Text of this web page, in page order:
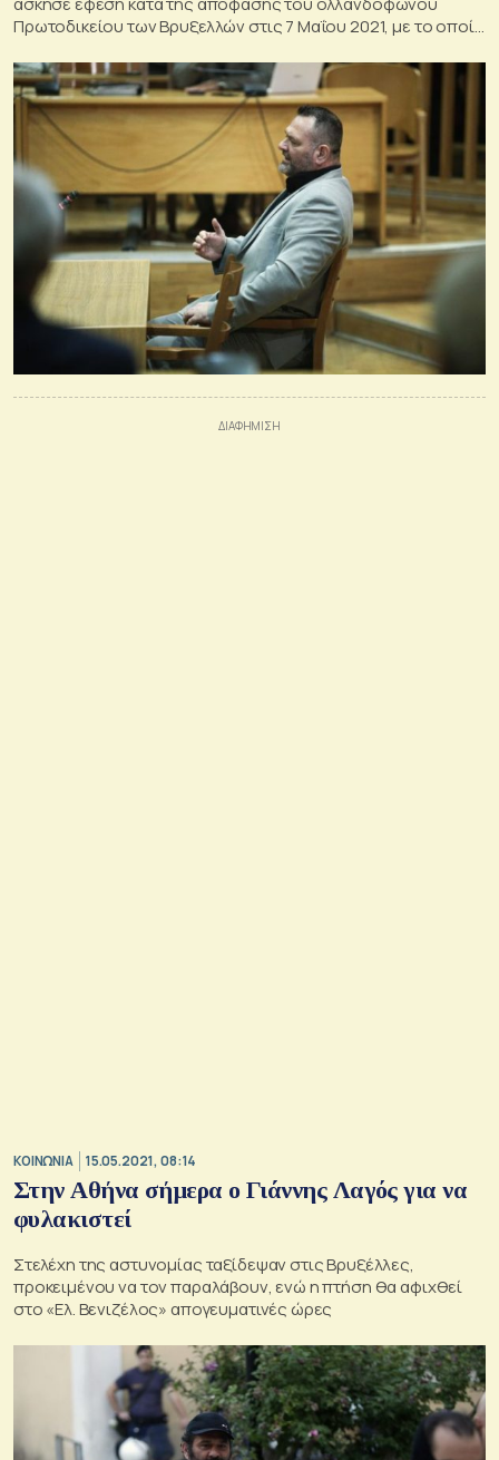
Πρωτοδικείου των Βρυξελλών στις 7 Μαΐου 2021, με το οποίο
ΚΟΙΝΩΝΙΑ 15.05.2021, 08:14
Στην Αθήνα σήμερα ο Γιάννης Λαγός για να
φυλακιστεί
Στελέχη της αστυνομίας ταξίδεψαν στις Βρυξέλλες,
προκειμένου να τον παραλάβουν, ενώ η πτήση θα αφιχθεί
στο «Ελ. Βενιζέλος» απογευματινές ώρες